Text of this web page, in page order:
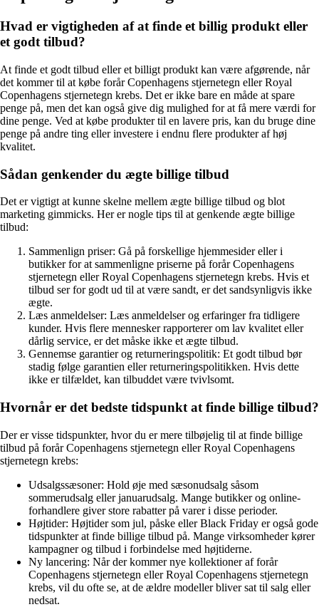
Hvad er vigtigheden af at finde et billig produkt eller
et godt tilbud?
At finde et godt tilbud eller et billigt produkt kan være afgørende, når
det kommer til at købe forår Copenhagens stjernetegn eller Royal
Copenhagens stjernetegn krebs. Det er ikke bare en måde at spare
penge på, men det kan også give dig mulighed for at få mere værdi for
dine penge. Ved at købe produkter til en lavere pris, kan du bruge dine
penge på andre ting eller investere i endnu flere produkter af høj
kvalitet.
Sådan genkender du ægte billige tilbud
Det er vigtigt at kunne skelne mellem ægte billige tilbud og blot
marketing gimmicks. Her er nogle tips til at genkende ægte billige
tilbud:
Sammenlign priser: Gå på forskellige hjemmesider eller i
butikker for at sammenligne priserne på forår Copenhagens
stjernetegn eller Royal Copenhagens stjernetegn krebs. Hvis et
tilbud ser for godt ud til at være sandt, er det sandsynligvis ikke
ægte.
Læs anmeldelser: Læs anmeldelser og erfaringer fra tidligere
kunder. Hvis flere mennesker rapporterer om lav kvalitet eller
dårlig service, er det måske ikke et ægte tilbud.
Gennemse garantier og returneringspolitik: Et godt tilbud bør
stadig følge garantien eller returneringspolitikken. Hvis dette
ikke er tilfældet, kan tilbuddet være tvivlsomt.
Hvornår er det bedste tidspunkt at finde billige tilbud?
Der er visse tidspunkter, hvor du er mere tilbøjelig til at finde billige
tilbud på forår Copenhagens stjernetegn eller Royal Copenhagens
stjernetegn krebs:
Udsalgssæsoner: Hold øje med sæsonudsalg såsom
sommerudsalg eller januarudsalg. Mange butikker og online-
forhandlere giver store rabatter på varer i disse perioder.
Højtider: Højtider som jul, påske eller Black Friday er også gode
tidspunkter at finde billige tilbud på. Mange virksomheder kører
kampagner og tilbud i forbindelse med højtiderne.
Ny lancering: Når der kommer nye kollektioner af forår
Copenhagens stjernetegn eller Royal Copenhagens stjernetegn
krebs, vil du ofte se, at de ældre modeller bliver sat til salg eller
nedsat.